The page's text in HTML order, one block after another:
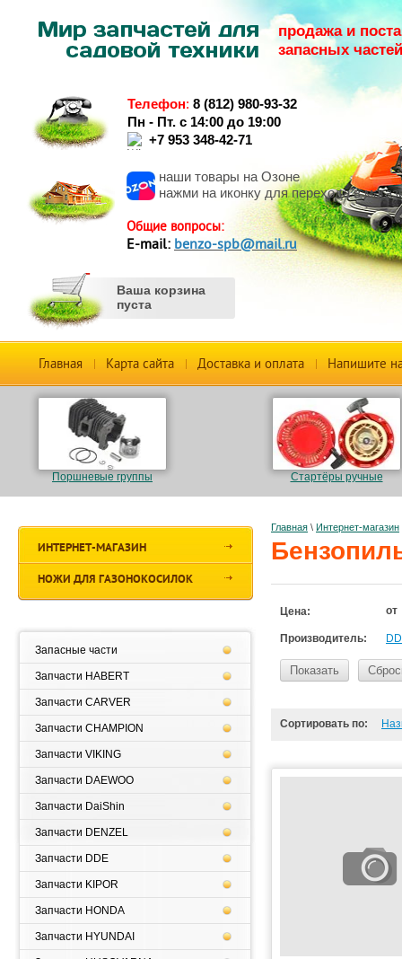
продажа и
запасных частей
Телефон: 8 (812) 980-93-32
Пн - Пт. с 14:00 до 19:00
+7 953 348-42-71
наши товары на Озоне
нажми на иконку для перехода в
Общие вопросы:
Е-mail: benzo-spb@mail.ru
Ваша корзина
пуста
Главная Карта сайта Доставка и оплата Напишите
Поршневые группы Стартёры ручные
Главная \ Интернет-магазин
Цена: от
Производитель:
Показать
Сортировать по:
ИНТЕРНЕТ-МАГАЗИН
НОЖИ ДЛЯ ГАЗОНОКОСИЛОК
Запасные части
Запчасти HABERT
Запчасти CARVER
Запчасти CHAMPION
Запчасти VIKING
Запчасти DAEWOO
Запчасти DaiShin
Запчасти DENZEL
Запчасти DDE
Запчасти KIPOR
Запчасти HONDA
Запчасти HYUNDAI